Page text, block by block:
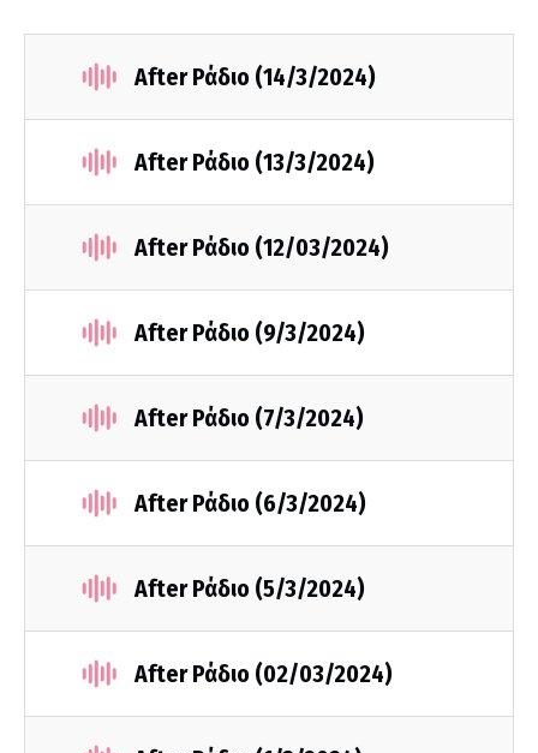
After Ράδιο (14/3/2024)
After Ράδιο (13/3/2024)
After Ράδιο (12/03/2024)
After Ράδιο (9/3/2024)
After Ράδιο (7/3/2024)
After Ράδιο (6/3/2024)
After Ράδιο (5/3/2024)
After Ράδιο (02/03/2024)